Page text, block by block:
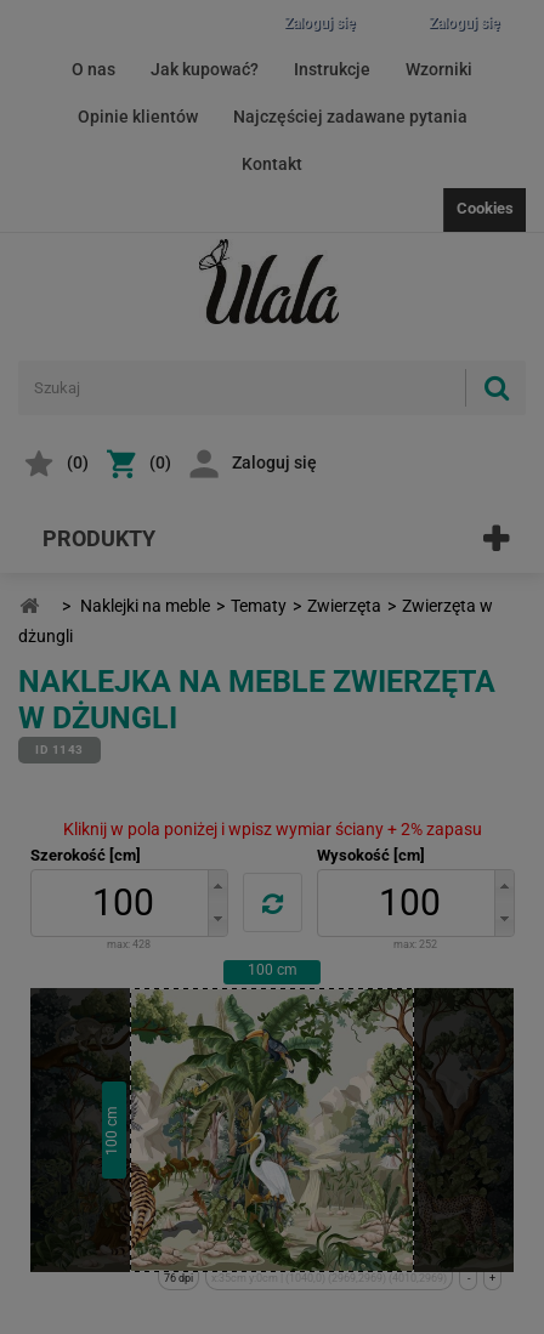
Zaloguj się
Zaloguj się
O nas Jak kupować? Instrukcje Wzorniki
Opinie klientów Najczęściej zadawane pytania
Kontakt
Cookies
(0) (0) Zaloguj się
PRODUKTY
> Naklejki na meble > Tematy > Zwierzęta > Zwierzęta w
dżungli
NAKLEJKA NA MEBLE ZWIERZĘTA
W DŻUNGLI
ID 1143
Kliknij w pola poniżej i wpisz wymiar ściany + 2% zapasu
Szerokość [cm]
max: 428
Wysokość [cm]
max: 252
100 cm
100
cm
+
-
x:35cm y:0cm | (1040,0) (2969,2969) (4010,2969)
76 dpi